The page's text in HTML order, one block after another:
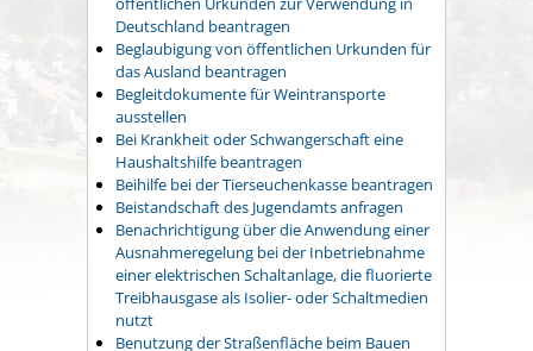
Deutschland beantragen
Beglaubigung von öffentlichen Urkunden für
das Ausland beantragen
Begleitdokumente für Weintransporte
ausstellen
Bei Krankheit oder Schwangerschaft eine
Haushaltshilfe beantragen
Beihilfe bei der Tierseuchenkasse beantragen
Beistandschaft des Jugendamts anfragen
Benachrichtigung über die Anwendung einer
Ausnahmeregelung bei der Inbetriebnahme
einer elektrischen Schaltanlage, die fluorierte
Treibhausgase als Isolier- oder Schaltmedien
nutzt
Benutzung der Straßenfläche beim Bauen